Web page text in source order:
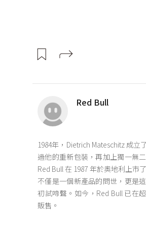
Red Bull
1984年，Dietrich Mateschitz 成立
過他的重新包裝，再加上獨一無
Red Bull 在 1987 年於奧地利上市
不僅是一個新產品的問世，更是
初試啼聲。如今，Red Bull 已在
販售。